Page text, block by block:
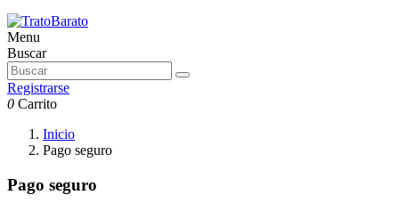
Menu
Buscar
Registrarse
0 Carrito
Inicio
Pago seguro
Pago seguro